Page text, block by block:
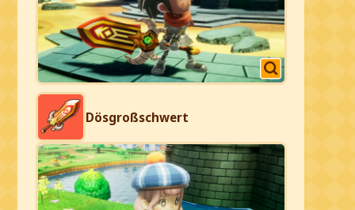
Dösgroßschwert